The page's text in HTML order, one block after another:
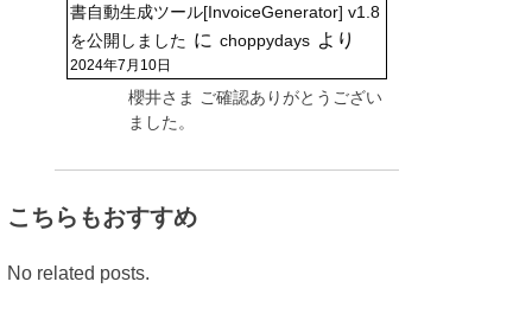
書自動生成ツール[InvoiceGenerator] v1.8
を公開しました に choppydays より
2024年7月10日
櫻井さま ご確認ありがとうござい
ました。
こちらもおすすめ
No related posts.